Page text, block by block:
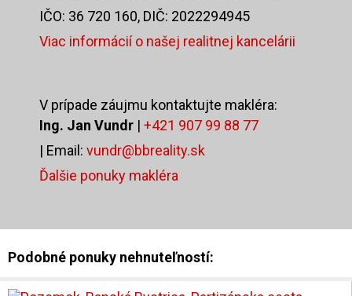
IČO: 36 720 160, DIČ: 2022294945
Viac informácií o našej realitnej kancelárii
V prípade záujmu kontaktujte makléra:
Ing. Jan Vundr | +421 907 99 88 77
| Email: vundr@bbreality.sk
Ďalšie ponuky makléra
Podobné ponuky nehnuteľností: